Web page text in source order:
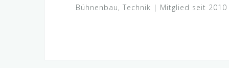
Bühnenbau, Technik | Mitglied seit 2010